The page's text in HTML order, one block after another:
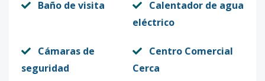
Baño de visita
Calentador de agua
eléctrico
Cámaras de
seguridad
Centro Comercial
Cerca